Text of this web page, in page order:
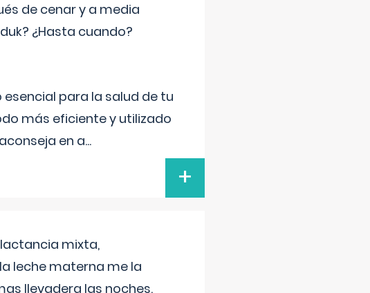
de cenar y a media
¿Hasta cuando?
para la salud de tu
más eficiente y utilizado
en a...
+
mixta,
leche materna me la
llevadera las noches.